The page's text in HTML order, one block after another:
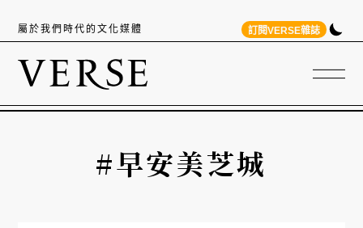
屬於我們時代的文化媒體 訂閱VERSE雜誌
#早安美芝城